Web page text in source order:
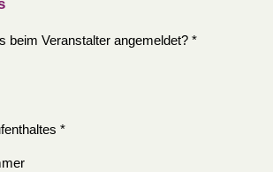
beim Veranstalter angemeldet? *
*